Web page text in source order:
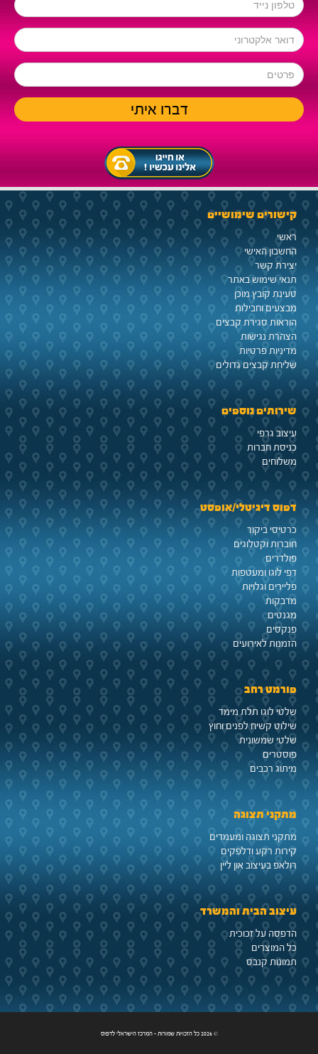
קישורים שימושיים
ראשי
החשבון האישי
יצירת קשר
תנאי שימוש באתר
טעינת קובץ מוכן
מבצעים וחבילות
הוראות סגירת קבצים
הצהרת נגישות
מדיניות פרטיות
שליחת קבצים גדולים
שירותים נוספים
עיצוב גרפי
כניסת חברות
משלוחים
דפוס דיגיטלי/אופסט
כרטיסי ביקור
חוברות וקטלוגים
פולדרים
דפי לוגו ומעטפות
פליירים וגלויות
מדבקות
מגנטים
פנקסים
הזמנות לאירועים
פורמט רחב
שלטי לוגו תלת מימד
שילוט קשיח לפנים וחוץ
שלטי שמשונית
פוסטרים
מיתוג רכבים
מתקני תצוגה
מתקני תצוגה ומעמדים
קירות רקע ודלפקים
רולאפ בעיצוב און ליין
עיצוב הבית והמשרד
הדפסה על זכוכית
כל המוצרים
תמונות קנבס